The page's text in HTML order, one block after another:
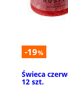
-19%
Świeca
12 szt.